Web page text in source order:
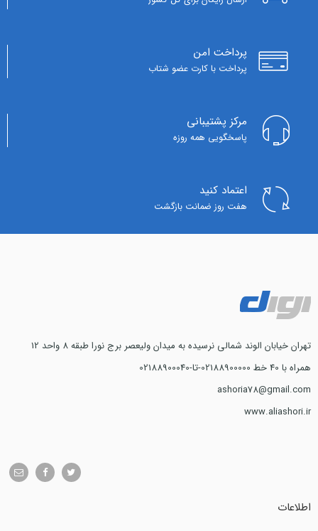
پرداخت امن
پرداخت با کارت عضو شتاب
مرکز پشتیبانی
پاسخگویی همه روزه
اعتماد کنید
هفت روز ضمانت بازگشت
تهران خیابان الوند شمالی نرسیده به میدان ولیعصر برج نورا طبقه 8 واحد 12
همراه با 40 خط 02188900000-تا-02188900040
ashoria78@gmail.com
www.aliashori.ir
اطلاعات